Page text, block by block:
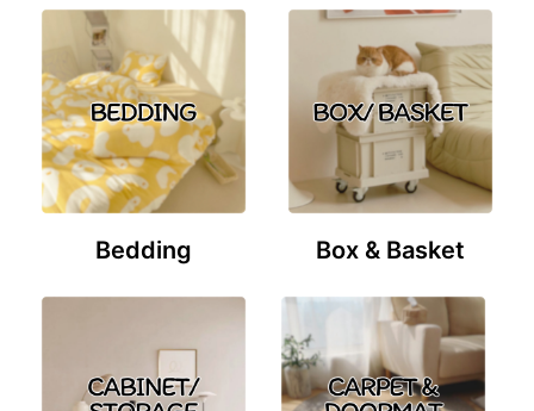
Bedding Box & Basket